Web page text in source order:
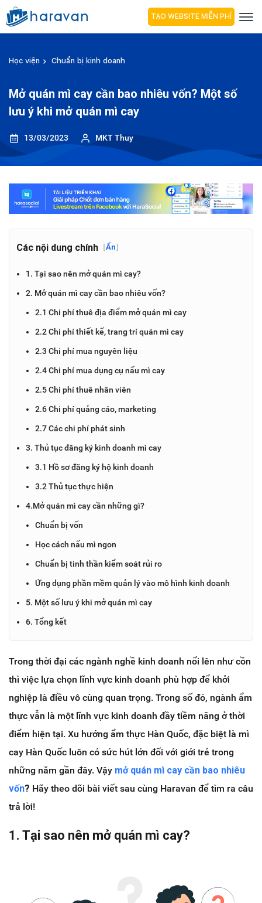
TẠO WEBSITE MIỄN PHÍ
Học viện Chuẩn bị kinh doanh
Mở quán mì cay cần bao nhiêu vốn? Một số
lưu ý khi mở quán mì cay
13/03/2023 MKT Thuy
Các nội dung chính [Ẩn]
1. Tại sao nên mở quán mì cay?
2. Mở quán mì cay cần bao nhiêu vốn?
2.1 Chi phí thuê địa điểm mở quán mì cay
2.2 Chi phí thiết kế, trang trí quán mì cay
2.3 Chi phí mua nguyên liệu
2.4 Chi phí mua dụng cụ nấu mì cay
2.5 Chi phí thuê nhân viên
2.6 Chi phí quảng cáo, marketing
2.7 Các chi phí phát sinh
3. Thủ tục đăng ký kinh doanh mì cay
3.1 Hồ sơ đăng ký hộ kinh doanh
3.2 Thủ tục thực hiện
4.Mở quán mì cay cần những gì?
Chuẩn bị vốn
Học cách nấu mì ngon
Chuẩn bị tinh thần kiểm soát rủi ro
Ứng dụng phần mềm quản lý vào mô hình kinh doanh
5. Một số lưu ý khi mở quán mì cay
6. Tổng kết
Trong thời đại các ngành nghề kinh doanh nổi lên như cồn
thì việc lựa chọn lĩnh vực kinh doanh phù hợp để khởi
nghiệp là điều vô cùng quan trọng. Trong số đó, ngành ẩm
thực vẫn là một lĩnh vực kinh doanh đầy tiềm năng ở thời
điểm hiện tại. Xu hướng ẩm thực Hàn Quốc, đặc biệt là mì
cay Hàn Quốc luôn có sức hút lớn đối với giới trẻ trong
những năm gần đây. Vậy mở quán mì cay cần bao nhiêu
vốn? Hãy theo dõi bài viết sau cùng Haravan để tìm ra câu
trả lời!
1. Tại sao nên mở quán mì cay?